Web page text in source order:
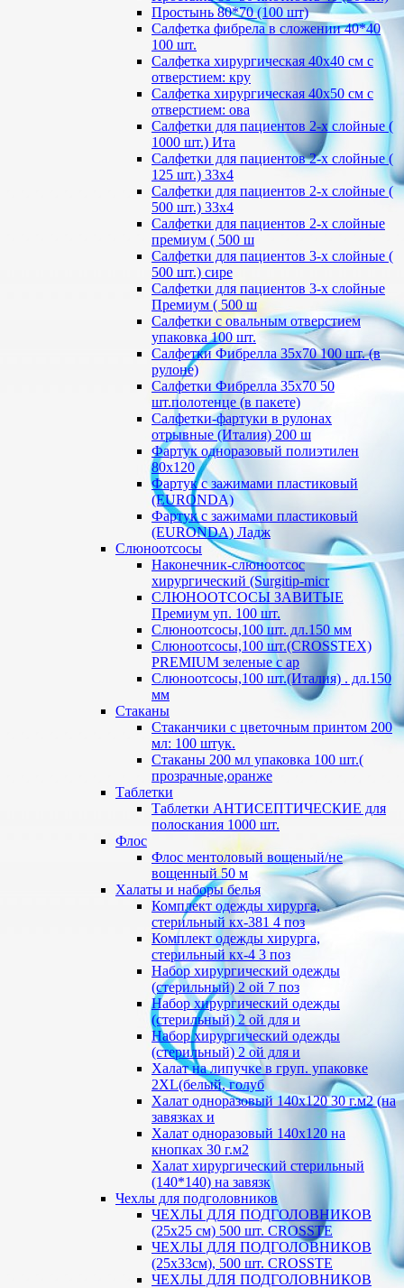
Простынь 80*70 (100 шт)
Салфетка фибрела в сложении 40*40
100 шт.
Салфетка хирургическая 40х40 см с
отверстием: кру
Салфетка хирургическая 40х50 см с
отверстием: ова
Салфетки для пациентов 2-х слойные (
1000 шт.) Ита
Салфетки для пациентов 2-х слойные (
125 шт.) 33х4
Салфетки для пациентов 2-х слойные (
500 шт.) 33х4
Салфетки для пациентов 2-х слойные
премиум ( 500 ш
Салфетки для пациентов 3-х слойные (
500 шт.) сире
Салфетки для пациентов 3-х слойные
Премиум ( 500 ш
Салфетки с овальным отверстием
упаковка 100 шт.
Салфетки Фибрелла 35х70 100 шт. (в
рулоне)
Салфетки Фибрелла 35х70 50
шт.полотенце (в пакете)
Салфетки-фартуки в рулонах
отрывные (Италия) 200 ш
Фартук одноразовый полиэтилен
80х120
Фартук с зажимами пластиковый
(EURONDA)
Фартук с зажимами пластиковый
(EURONDA) Ладж
Слюноотсосы
Наконечник-слюноотсос
хирургический (Surgitip-micr
СЛЮНООТСОСЫ ЗАВИТЫЕ
Премиум уп. 100 шт.
Слюноотсосы,100 шт. дл.150 мм
Слюноотсосы,100 шт.(CROSSTEX)
PREMIUM зеленые с ар
Слюноотсосы,100 шт.(Италия) . дл.150
мм
Стаканы
Стаканчики с цветочным принтом 200
мл: 100 штук.
Стаканы 200 мл упаковка 100 шт.(
прозрачные,оранже
Таблетки
Таблетки АНТИСЕПТИЧЕСКИЕ для
полоскания 1000 шт.
Флос
Флос ментоловый вощеный/не
вощенный 50 м
Халаты и наборы белья
Комплект одежды хирурга,
стерильный кх-381 4 поз
Комплект одежды хирурга,
стерильный кх-4 3 поз
Набор хирургический одежды
(стерильный) 2 ой 7 поз
Набор хирургический одежды
(стерильный) 2 ой для и
Набор хирургический одежды
(стерильный) 2 ой для и
Халат на липучке в груп. упаковке
2XL(белый, голуб
Халат одноразовый 140х120 30 г.м2 (на
завязках и
Халат одноразовый 140х120 на
кнопках 30 г.м2
Халат хирургический стерильный
(140*140) на завязк
Чехлы для подголовников
ЧЕХЛЫ ДЛЯ ПОДГОЛОВНИКОВ
(25х25 см) 500 шт. CROSSTE
ЧЕХЛЫ ДЛЯ ПОДГОЛОВНИКОВ
(25х33см), 500 шт. CROSSTE
ЧЕХЛЫ ДЛЯ ПОДГОЛОВНИКОВ